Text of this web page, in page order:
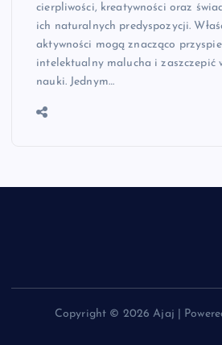
cierpliwości, kreatywności oraz
ich naturalnych predyspozycji.
aktywności mogą znacząco
intelektualny malucha i zaszczepić
nauki. Jednym…
Copyright © 2026 Ajaj |